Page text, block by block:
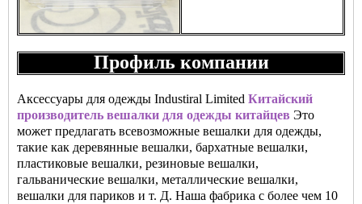
Профиль компании
Аксессуары для одежды Industiral Limited Китайский
производитель вешалки для одежды китайцев Это
может предлагать всевозможные вешалки для одежды,
такие как деревянные вешалки, бархатные вешалки,
пластиковые вешалки, резиновые вешалки,
гальванические вешалки, металлические вешалки,
вешалки для париков и т. Д. Наша фабрика с более чем 10